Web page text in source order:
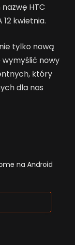
HTC
12 kwietnia.
tylko nową
nowy
który
dla nas
na Android